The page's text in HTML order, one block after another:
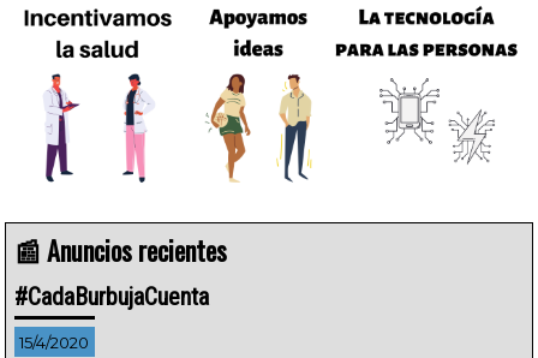
📰 Anuncios recientes
#CadaBurbujaCuenta
15/4/2020